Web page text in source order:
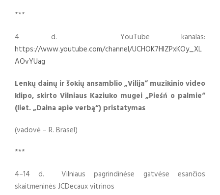
***
4 d. YouTube kanalas:
https://www.youtube.com/channel/UCHOK7HlZPxKOy_XL
AOvYUag
Lenkų dainų ir šokių ansamblio „Vilija“ muzikinio video
klipo, skirto Vilniaus Kaziuko mugei „Pieśń o palmie“
(liet. „Daina apie verbą“) pristatymas
(vadovė – R. Brasel)
***
4–14 d. Vilniaus pagrindinėse gatvėse esančios
skaitmeninės JCDecaux vitrinos